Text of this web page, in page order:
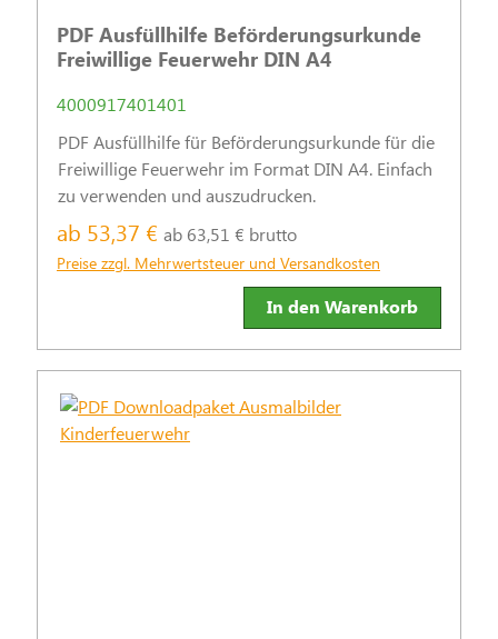
PDF Ausfüllhilfe Beförderungsurkunde
Freiwillige Feuerwehr DIN A4
4000917401401
PDF Ausfüllhilfe für Beförderungsurkunde für die
Freiwillige Feuerwehr im Format DIN A4. Einfach
zu verwenden und auszudrucken.
ab 53,37 € ab 63,51 € brutto
Preise zzgl. Mehrwertsteuer und Versandkosten
In den Warenkorb